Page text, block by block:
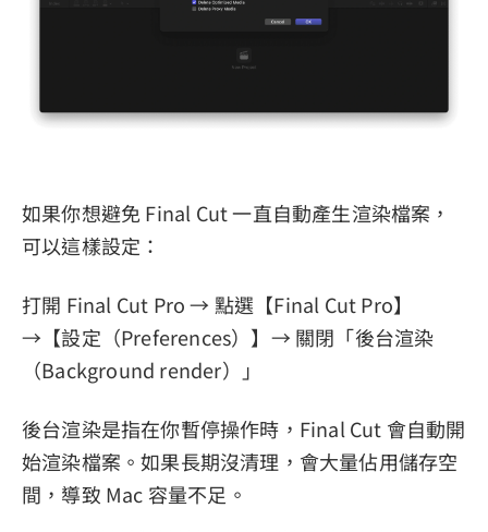
如果你想避免 Final Cut 一直自動產生渲染檔案，
可以這樣設定：
打開 Final Cut Pro → 點選【Final Cut Pro】
→【設定（Preferences）】→ 關閉「後台渲染
（Background render）」
後台渲染是指在你暫停操作時，Final Cut 會自動開
始渲染檔案。如果長期沒清理，會大量佔用儲存空
間，導致 Mac 容量不足。